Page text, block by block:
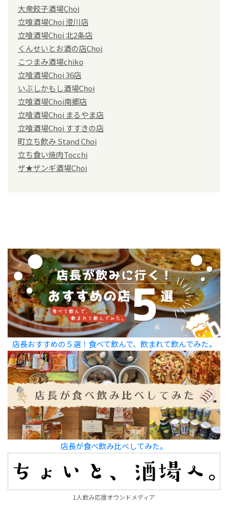
大衆餃子酒場Choi
立喰酒場Choi 澄川店
立喰酒場Choi 北2条店
くんせいとお酒の店Choi
こつまみ酒場chiko
立喰酒場Choi 36店
いぶしかもし酒場Choi
立喰酒場Choi南郷店
立喰酒場Choi まるやま店
立喰酒場Choi すすきの店
町立ち飲み Stand Choi
立ち食い焼肉Tocchi
ザ★ザンギ酒場Choi
店長おすすめの５選！食べて飲んで、飲まれて飲んでみた。
店長が食べ飲み比べしてみた。
1人飲み応援オウンドメディア